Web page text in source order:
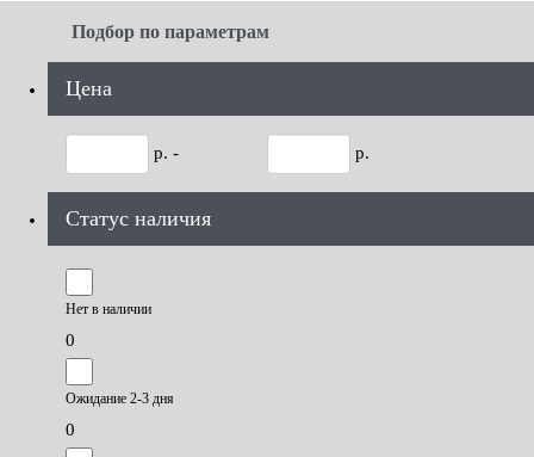
Подбор по параметрам
Цена
р. - р.
Статус наличия
Нет в наличии
0
Ожидание 2-3 дня
0